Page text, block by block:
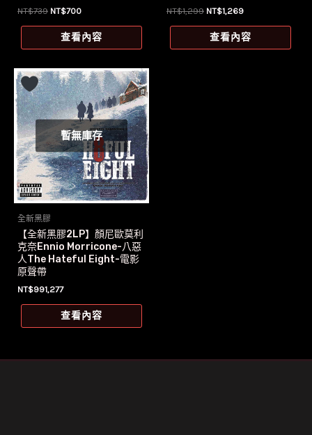
NT$739 原
格：
NT$700目
價
格：
查看內容
NT$1,299 原
價
格：
NT$1,269目
價
格：
查看內容
暫無庫存
全新黑膠
【全新黑膠2LP】顏尼歐莫利
克奈Ennio Morricone-八惡
人The Hateful Eight-電影
原聲帶
NT$991,277
查看內容